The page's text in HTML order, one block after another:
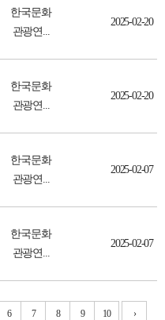
한국문화
관광연...
2025-02-20
한국문화
관광연...
2025-02-20
한국문화
관광연...
2025-02-07
한국문화
관광연...
2025-02-07
6 7 8 9 10 ›